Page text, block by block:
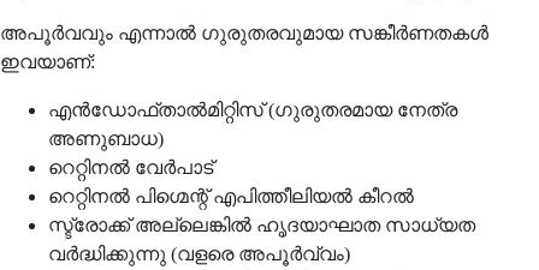
അപൂർവവും എന്നാൽ ഗുരുതരവുമായ സങ്കീർണതകൾ
ഇവയാണ്:
എൻഡോഫ്താൽമിറ്റിസ് (ഗുരുതരമായ നേത്ര
അണുബാധ)
റെറ്റിനൽ വേർപാട്
റെറ്റിനൽ പിഗ്മെന്റ് എപിത്തീലിയൽ കീറൽ
സ്ട്രോക്ക് അല്ലെങ്കിൽ ഹൃദയാഘാത സാധ്യത
വർദ്ധിക്കുന്നു (വളരെ അപൂർവ്വം)